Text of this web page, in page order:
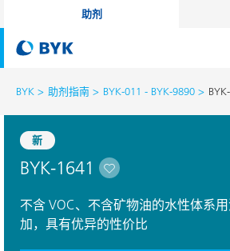
助剂
BYK 助剂指南 BYK-011 - BYK-9890
新
BYK-1641
不含 VOC、不含矿物油的水性体系
加，具有优异的性价比